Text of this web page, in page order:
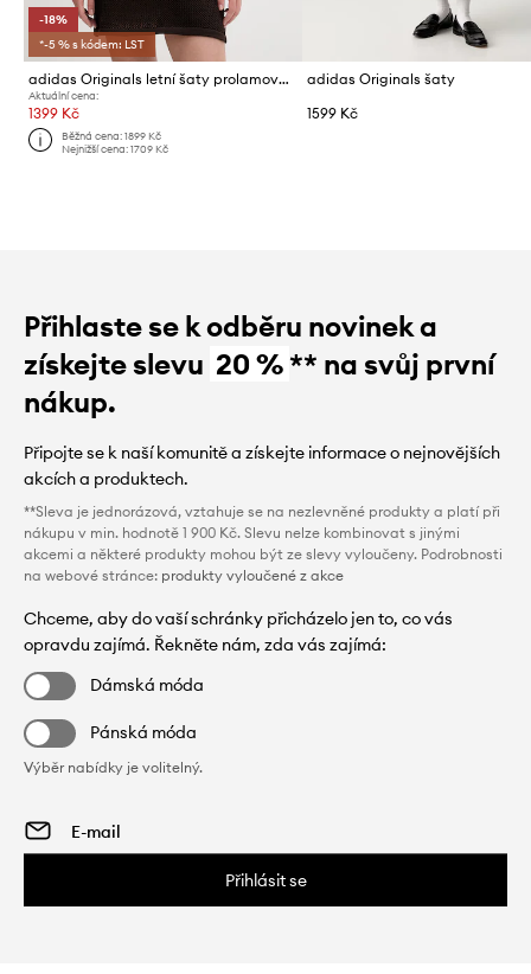
-18%
*-5 % s kódem: LST
adidas Originals letní šaty prolamované
Aktuální cena:
1399 Kč
Běžná cena:1899 Kč
Nejnižší cena:1709 Kč
adidas Originals šaty
1599 Kč
Přihlaste se k odběru novinek a
získejte slevu 20 %** na svůj první
nákup.
Připojte se k naší komunitě a získejte informace o nejnovějších
akcích a produktech.
**Sleva je jednorázová, vztahuje se na nezlevněné produkty a platí při
nákupu v min. hodnotě 1 900 Kč. Slevu nelze kombinovat s jinými
akcemi a některé produkty mohou být ze slevy vyloučeny. Podrobnosti
na webové stránce: produkty vyloučené z akce
Chceme, aby do vaší schránky přicházelo jen to, co vás
opravdu zajímá. Řekněte nám, zda vás zajímá:
Dámská móda
Pánská móda
Výběr nabídky je volitelný.
Přihlásit se